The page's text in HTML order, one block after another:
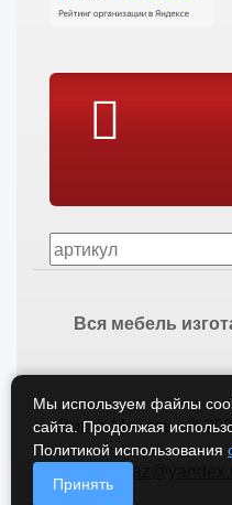
Вся мебель
Викос Мебель ©
vikos-
Мы используем файлы
сайта. Продолжая
Политикой использования
Принять